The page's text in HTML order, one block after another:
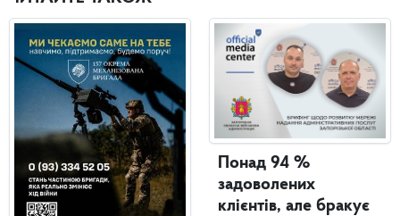
Понад 94 %
задоволених
клієнтів, але бракує